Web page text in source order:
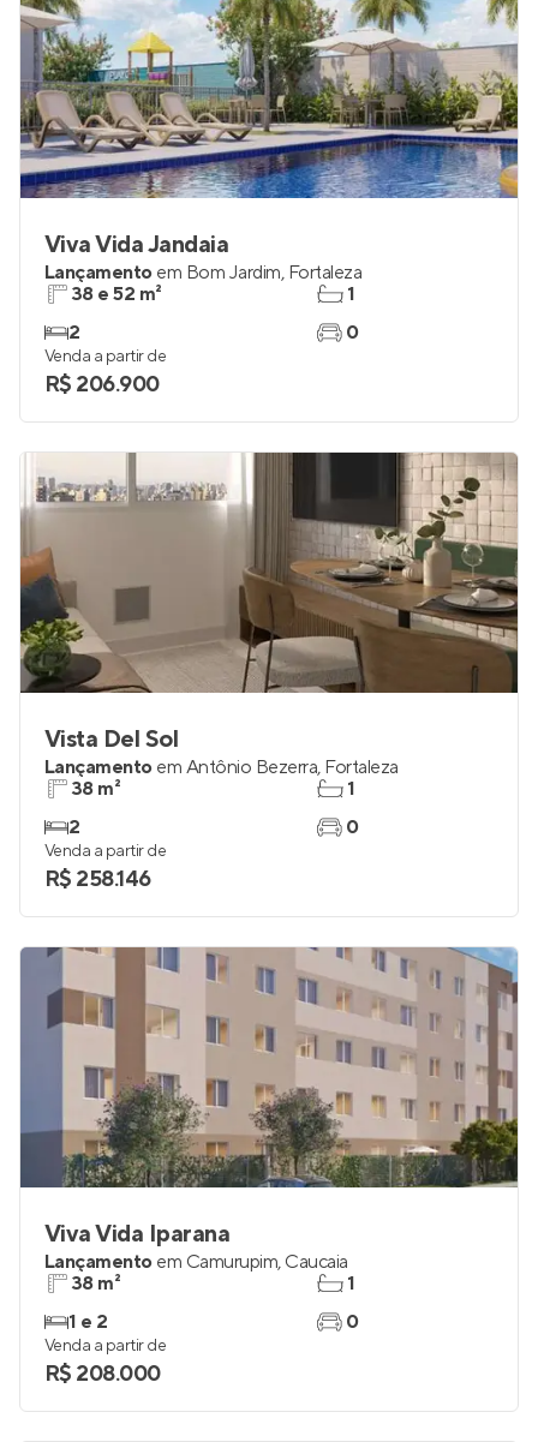
Viva Vida Jandaia
Lançamento em Bom Jardim, Fortaleza
38 e 52 m²
2
1
0
Venda a partir de
R$ 206.900
Vista Del Sol
Lançamento em Antônio Bezerra, Fortaleza
38 m²
2
1
0
Venda a partir de
R$ 258.146
Viva Vida Iparana
Lançamento em Camurupim, Caucaia
38 m²
1 e 2
1
0
Venda a partir de
R$ 208.000